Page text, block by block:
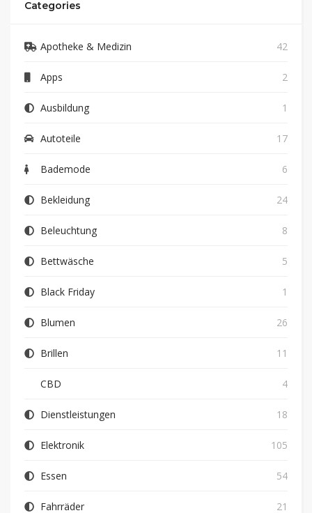
Categories
Apotheke & Medizin 42
Apps 2
Ausbildung 1
Autoteile 17
Bademode 6
Bekleidung 24
Beleuchtung 8
Bettwäsche 5
Black Friday 1
Blumen 26
Brillen 11
CBD 4
Dienstleistungen 18
Elektronik 105
Essen 54
Fahrräder 21